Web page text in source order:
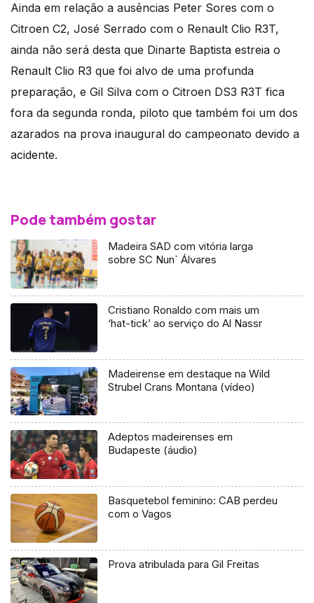
Ainda em relação a ausências Peter Sores com o
Citroen C2, José Serrado com o Renault Clio R3T,
ainda não será desta que Dinarte Baptista estreia o
Renault Clio R3 que foi alvo de uma profunda
preparação, e Gil Silva com o Citroen DS3 R3T fica
fora da segunda ronda, piloto que também foi um dos
azarados na prova inaugural do campeonato devido a
acidente.
Pode também gostar
Madeira SAD com vitória larga
sobre SC Nun` Álvares
Cristiano Ronaldo com mais um
‘hat-tick’ ao serviço do Al Nassr
Madeirense em destaque na Wild
Strubel Crans Montana (vídeo)
Adeptos madeirenses em
Budapeste (áudio)
Basquetebol feminino: CAB perdeu
com o Vagos
Prova atribulada para Gil Freitas